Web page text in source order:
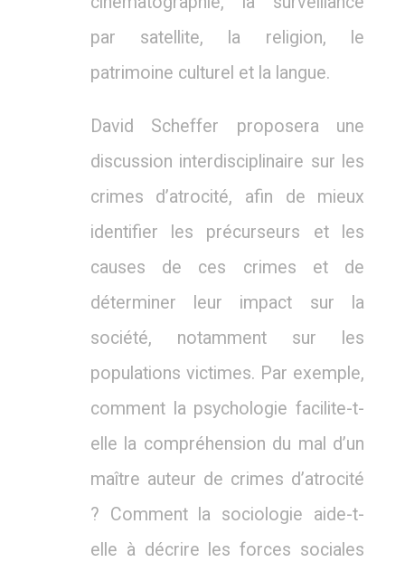
par satellite, la religion, le
patrimoine culturel et la langue.
David Scheffer proposera une
discussion interdisciplinaire sur les
crimes d’atrocité, afin de mieux
identifier les précurseurs et les
causes de ces crimes et de
déterminer leur impact sur la
société, notamment sur les
populations victimes. Par exemple,
comment la psychologie facilite-t-
elle la compréhension du mal d’un
maître auteur de crimes d’atrocité
? Comment la sociologie aide-t-
elle à décrire les forces sociales